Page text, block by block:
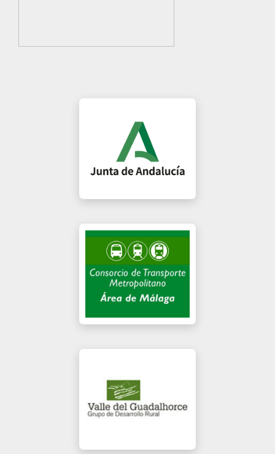
Junta de Andalucía
Consorcio Metropolitano
Guadalhorce